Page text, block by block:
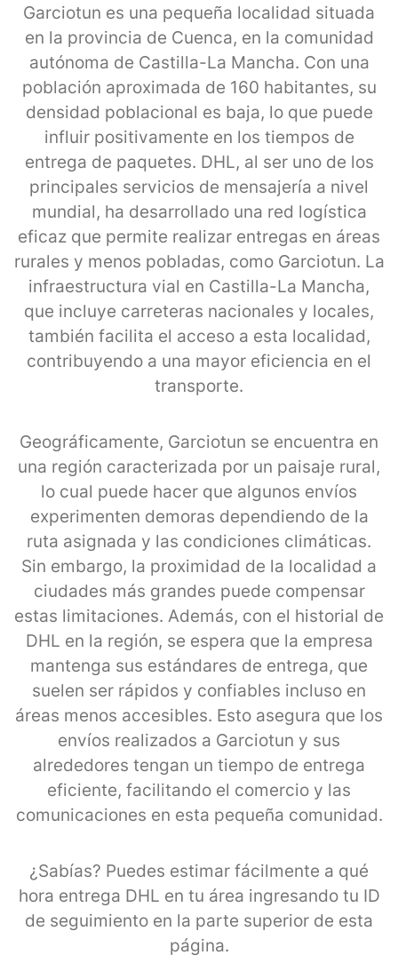
Garciotun es una pequeña localidad situada
en la provincia de Cuenca, en la comunidad
autónoma de Castilla-La Mancha. Con una
población aproximada de 160 habitantes, su
densidad poblacional es baja, lo que puede
influir positivamente en los tiempos de
entrega de paquetes. DHL, al ser uno de los
principales servicios de mensajería a nivel
mundial, ha desarrollado una red logística
eficaz que permite realizar entregas en áreas
rurales y menos pobladas, como Garciotun. La
infraestructura vial en Castilla-La Mancha,
que incluye carreteras nacionales y locales,
también facilita el acceso a esta localidad,
contribuyendo a una mayor eficiencia en el
transporte.
Geográficamente, Garciotun se encuentra en
una región caracterizada por un paisaje rural,
lo cual puede hacer que algunos envíos
experimenten demoras dependiendo de la
ruta asignada y las condiciones climáticas.
Sin embargo, la proximidad de la localidad a
ciudades más grandes puede compensar
estas limitaciones. Además, con el historial de
DHL en la región, se espera que la empresa
mantenga sus estándares de entrega, que
suelen ser rápidos y confiables incluso en
áreas menos accesibles. Esto asegura que los
envíos realizados a Garciotun y sus
alrededores tengan un tiempo de entrega
eficiente, facilitando el comercio y las
comunicaciones en esta pequeña comunidad.
¿Sabías? Puedes estimar fácilmente a qué
hora entrega DHL en tu área ingresando tu ID
de seguimiento en la parte superior de esta
página.